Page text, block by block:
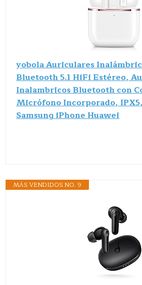
yobola Auriculares
Bluetooth 5.1 HiFi Estéreo,
Inalambricos Bluetooth con
Micrófono Incorporado,
Samsung iPhone Huawei
MÁS VENDIDOS NO. 9